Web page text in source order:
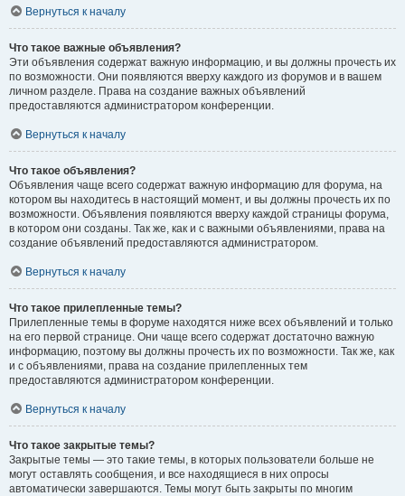
Вернуться к началу
Что такое важные объявления?
Эти объявления содержат важную информацию, и вы должны прочесть их
по возможности. Они появляются вверху каждого из форумов и в вашем
личном разделе. Права на создание важных объявлений
предоставляются администратором конференции.
Вернуться к началу
Что такое объявления?
Объявления чаще всего содержат важную информацию для форума, на
котором вы находитесь в настоящий момент, и вы должны прочесть их по
возможности. Объявления появляются вверху каждой страницы форума,
в котором они созданы. Так же, как и с важными объявлениями, права на
создание объявлений предоставляются администратором.
Вернуться к началу
Что такое прилепленные темы?
Прилепленные темы в форуме находятся ниже всех объявлений и только
на его первой странице. Они чаще всего содержат достаточно важную
информацию, поэтому вы должны прочесть их по возможности. Так же, как
и с объявлениями, права на создание прилепленных тем
предоставляются администратором конференции.
Вернуться к началу
Что такое закрытые темы?
Закрытые темы — это такие темы, в которых пользователи больше не
могут оставлять сообщения, и все находящиеся в них опросы
автоматически завершаются. Темы могут быть закрыты по многим